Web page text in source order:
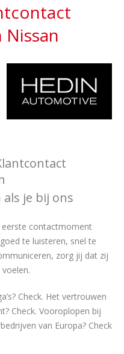
Nissan
je bij ons
eerste contactmoment
te luisteren, snel te
zorg jij dat zij
Check. Het vertrouwen
Check. Vooroplopen bij
van Europa? Check